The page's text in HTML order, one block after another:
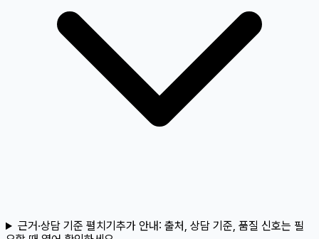
근거·상담 기준 펼치기추가 안내: 출처, 상담 기준, 품질 신호는 필